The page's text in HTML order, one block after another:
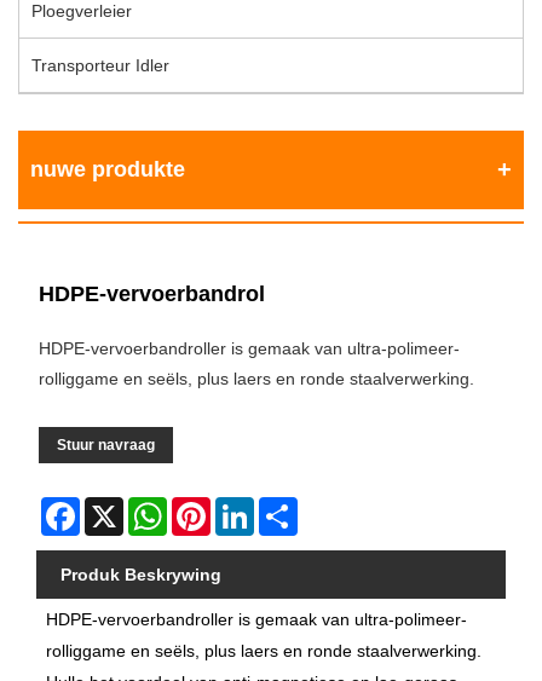
Ploegverleier
Transporteur Idler
nuwe produkte
HDPE-vervoerbandrol
HDPE-vervoerbandroller is gemaak van ultra-polimeer-
rolliggame en seëls, plus laers en ronde staalverwerking.
Stuur navraag
Facebook
X WhatsAppPinterestLinkedIn
Produk Beskrywing
HDPE-vervoerbandroller is gemaak van ultra-polimeer-
rolliggame en seëls, plus laers en ronde staalverwerking.